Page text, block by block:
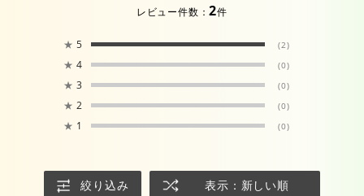
レビュー件数：2件
★ 5 (2)
★ 4 (0)
★ 3 (0)
★ 2 (0)
★ 1 (0)
絞り込み 表示：新しい順